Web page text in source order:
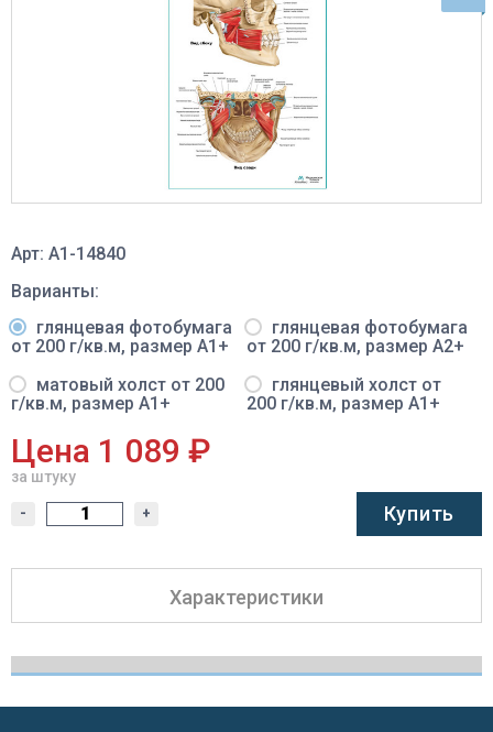
Арт: A1-14840
Варианты:
глянцевая фотобумага
от 200 г/кв.м, размер A1+
глянцевая фотобумага
от 200 г/кв.м, размер A2+
матовый холст от 200
г/кв.м, размер A1+
глянцевый холст от
200 г/кв.м, размер A1+
Цена 1 089 ₽
за штуку
- + Купить
Характеристики